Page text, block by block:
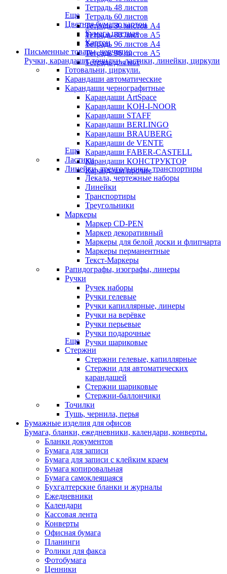
Тетрадь 48 листов
Тетрадь 60 листов
Тетрадь 80 листов А4
Тетрадь 80 листов А5
Тетрадь 96 листов А4
Тетрадь 96 листов А5
Тетрадь для нот
Еще
Цветная бумага, картон
Бумага цветная
Картон
Письменные товары, черчение
Ручки, карандаши, точилки, ластики, линейки, циркули
Готовальни, циркули.
Карандаши автоматические
Карандаши чернографитные
Карандаши ArtSpace
Карандаши KOH-I-NOOR
Карандаши STAFF
Карандаши BERLINGO
Карандаши BRAUBERG
Карандаши de VENTE
Карандаши FABER-CASTELL
Карандаши КОНСТРУКТОР
Карандаши прочие
Еще
Ластики
Линейки, треугольники, транспортиры
Лекала, чертежные наборы
Линейки
Транспортиры
Треугольники
Маркеры
Маркер CD-PEN
Маркер декоративный
Маркеры для белой доски и флипчарта
Маркеры перманентные
Текст-Маркеры
Рапидографы, изографы, линеры
Ручки
Ручек наборы
Ручки гелевые
Ручки капиллярные, линеры
Ручки на верёвке
Ручки перьевые
Ручки подарочные
Ручки шариковые
Еще
Стержни
Стержни гелевые, капиллярные
Стержни для автоматических
карандашей
Стержни шариковые
Стержни-баллончики
Точилки
Тушь, чернила, перья
Бумажные изделия для офисов
Бумага, бланки, ежедневники, календари, конверты.
Бланки документов
Бумага для записи
Бумага для записи с клейким краем
Бумага копировальная
Бумага самоклеящаяся
Бухгалтерские бланки и журналы
Ежедневники
Календари
Кассовая лента
Конверты
Офисная бумага
Планинги
Ролики для факса
Фотобумага
Ценники